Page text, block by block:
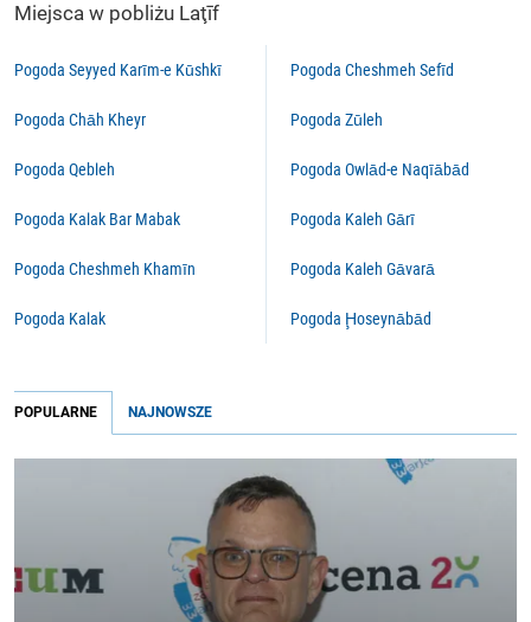
Miejsca w pobliżu Laţīf
Pogoda Seyyed Karīm-e Kūshkī
Pogoda Chāh Kheyr
Pogoda Qebleh
Pogoda Kalak Bar Mabak
Pogoda Cheshmeh Khamīn
Pogoda Kalak
Pogoda Cheshmeh Sefīd
Pogoda Zūleh
Pogoda Owlād-e Naqīābād
Pogoda Kaleh Gārī
Pogoda Kaleh Gāvarā
Pogoda Ḩoseynābād
POPULARNE NAJNOWSZE